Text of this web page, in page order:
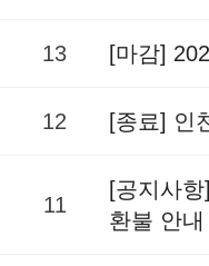
13 [마감]
12 [종료] 인
11
[공지사
환불 안내